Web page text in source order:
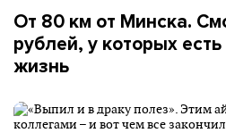
От 80 км от Минска.
рублей, у которых
жизнь